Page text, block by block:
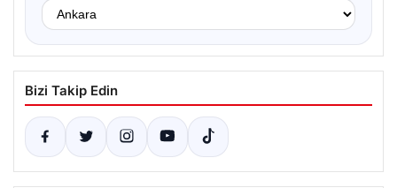
Bizi Takip Edin